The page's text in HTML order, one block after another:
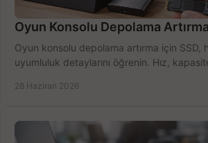
Oyun Konsolu Depolama
Oyun konsolu depolama artırma için SSD,
uyumluluk detaylarını öğrenin. Hız,
28 Haziran 2026